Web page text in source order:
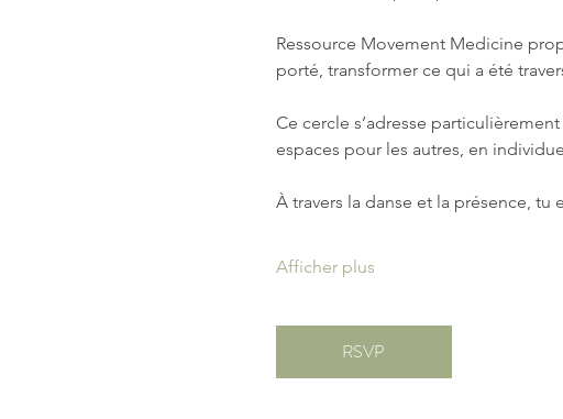
Ressource Movement Medicine
porté, transformer ce qui a été
Ce cercle s’adresse
espaces pour les autres, en
À travers la danse et la présence, tu
Afficher plus
RSVP